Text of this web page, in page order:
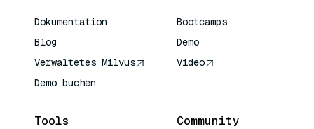
Dokumentation
Blog
Verwaltetes Milvus
Demo buchen
Bootcamps
Demo
Video
Tools Community